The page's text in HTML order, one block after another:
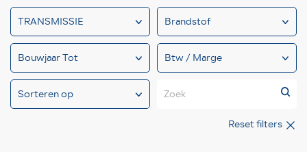
Zoek
Reset filters